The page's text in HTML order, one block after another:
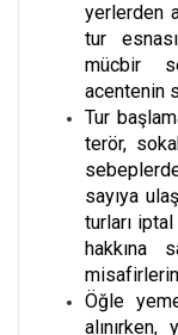
yerlerden
tur
mücbir
acentenin
Tur
terör,
sayıya
turları
hakkına
Öğle